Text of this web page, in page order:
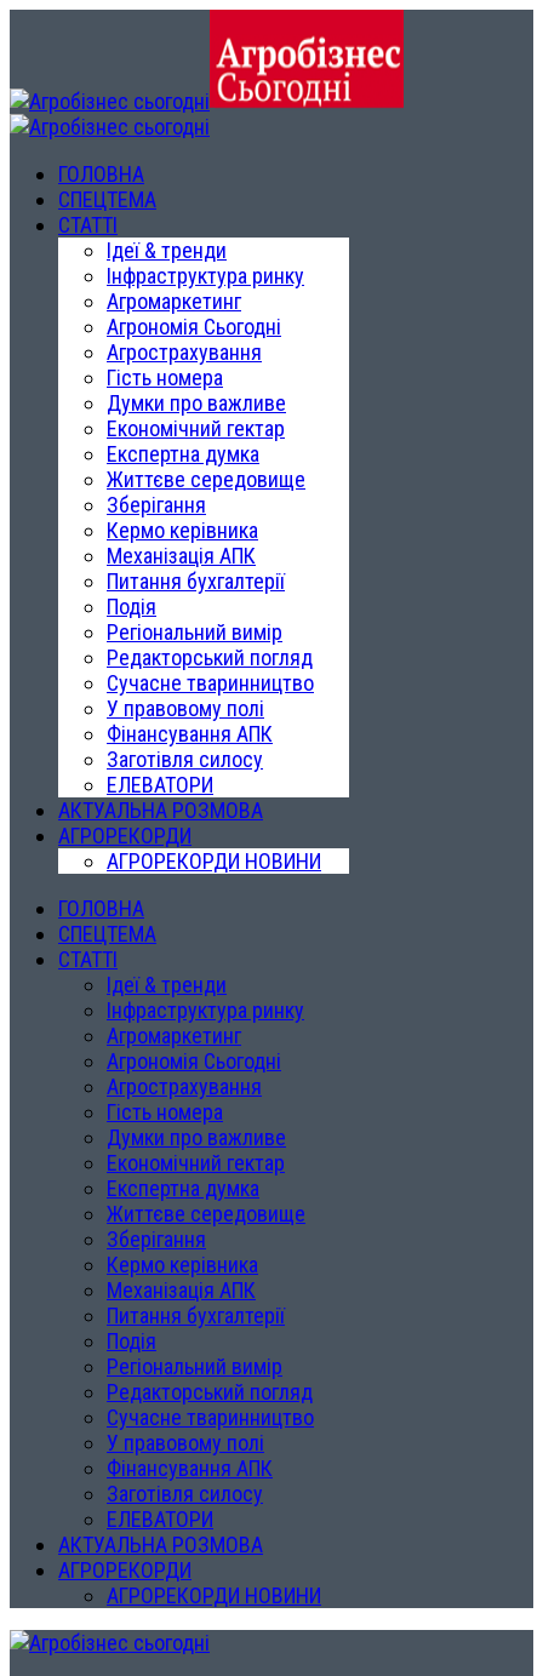
ГОЛОВНА
СПЕЦТЕМА
СТАТТІ
Ідеї & тренди
Інфраструктура ринку
Агромаркетинг
Агрономія Сьогодні
Агрострахування
Гість номера
Думки про важливе
Економічний гектар
Експертна думка
Життєве середовище
Зберігання
Кермо керівника
Механізація АПК
Питання бухгалтерії
Подія
Регіональний вимір
Редакторський погляд
Сучасне тваринництво
У правовому полі
Фінансування АПК
Заготівля силосу
ЕЛЕВАТОРИ
АКТУАЛЬНА РОЗМОВА
АГРОРЕКОРДИ
АГРОРЕКОРДИ НОВИНИ
ГОЛОВНА
СПЕЦТЕМА
СТАТТІ
Ідеї & тренди
Інфраструктура ринку
Агромаркетинг
Агрономія Сьогодні
Агрострахування
Гість номера
Думки про важливе
Економічний гектар
Експертна думка
Життєве середовище
Зберігання
Кермо керівника
Механізація АПК
Питання бухгалтерії
Подія
Регіональний вимір
Редакторський погляд
Сучасне тваринництво
У правовому полі
Фінансування АПК
Заготівля силосу
ЕЛЕВАТОРИ
АКТУАЛЬНА РОЗМОВА
АГРОРЕКОРДИ
АГРОРЕКОРДИ НОВИНИ